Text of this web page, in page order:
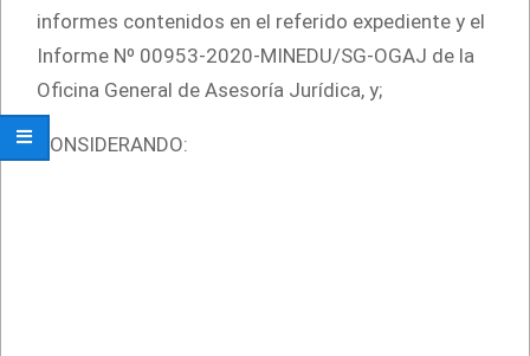
informes contenidos en el referido expediente y el
Informe Nº 00953-2020-MINEDU/SG-OGAJ de la
Oficina General de Asesoría Jurídica, y;
CONSIDERANDO: